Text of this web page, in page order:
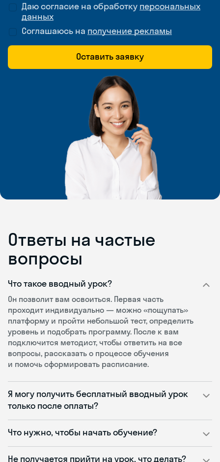
Даю согласие на обработку персональных
данных
Соглашаюсь на получение рекламы
Оставить заявку
Ответы на частые
вопросы
Что такое вводный урок?
Он позволит вам освоиться. Первая часть
проходит индивидуально — можно «пощупать»
платформу и пройти небольшой тест, определить
уровень и подобрать программу. После к вам
подключится методист, чтобы ответить на все
вопросы, рассказать о процессе обучения
и помочь сформировать расписание.
Я могу получить бесплатный вводный урок
только после оплаты?
Что нужно, чтобы начать обучение?
Не получается прийти на урок, что делать?